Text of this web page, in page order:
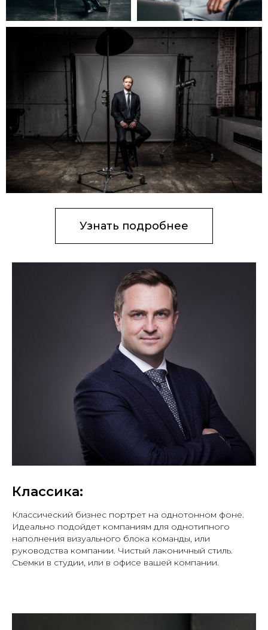
Узнать подробнее
Классика:
Классический бизнес портрет на однотонном фоне.
Идеально подойдет компаниям для однотипного
наполнения визуального блока команды, или
руководства компании. Чистый лаконичный стиль.
Съемки в студии, или в офисе вашей компании.